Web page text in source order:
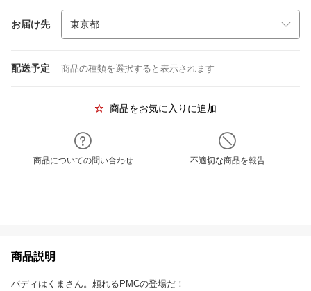
お届け先
配送予定 商品の種類を選択すると表示されます
商品をお気に入りに追加
商品についての問い合わせ 不適切な商品を報告
商品説明
バディはくまさん。頼れるPMCの登場だ！